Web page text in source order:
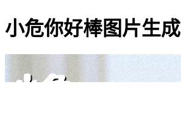
小危你好棒图片生成